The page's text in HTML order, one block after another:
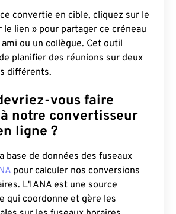
convertie en cible, cliquez sur le
le lien » pour partager ce créneau
ou un collègue. Cet outil
planifier des réunions sur deux
différents.
vous faire
notre convertisseur
ligne ?
base de données des fuseaux
pour calculer nos conversions
L'IANA est une source
qui coordonne et gère les